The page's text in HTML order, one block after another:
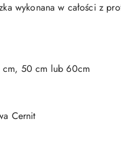
wykonana w całości z
cm, 50 cm lub 60cm
Cernit